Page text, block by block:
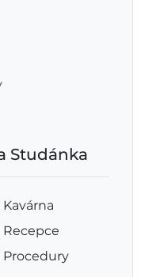
Studánka
Kavárna
Recepce
Procedury